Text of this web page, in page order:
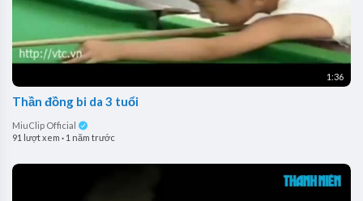
1:36
Thần đồng bi da 3 tuổi
MiuClip Official
91 lượt xem · 1 năm trước